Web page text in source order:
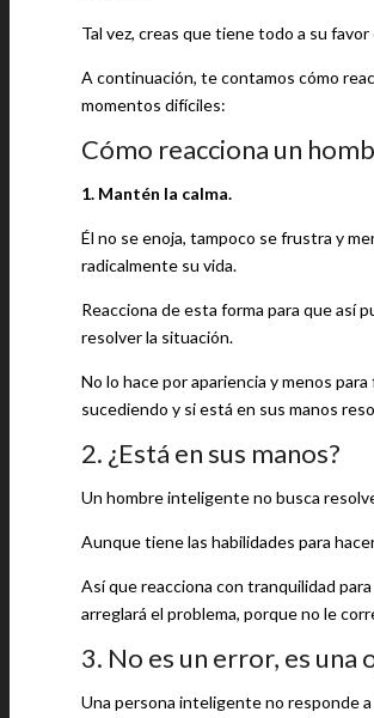
Tal vez, creas que tiene todo a su
A continuación, te contamos cómo
momentos difíciles:
Cómo reacciona un
1. Mantén la calma.
Él no se enoja, tampoco se frustra y
radicalmente su vida.
Reacciona de esta forma para que así
resolver la situación.
No lo hace por apariencia y menos
sucediendo y si está en sus manos
2. ¿Está en sus manos?
Un hombre inteligente no busca
Aunque tiene las habilidades para
Así que reacciona con tranquilidad
arreglará el problema, porque no le
3. No es un error, es una
Una persona inteligente no responde